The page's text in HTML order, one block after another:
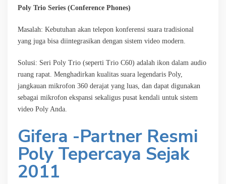
Poly Trio Series (Conference Phones)
Masalah: Kebutuhan akan telepon konferensi suara tradisional
yang juga bisa diintegrasikan dengan sistem video modern.
Solusi: Seri Poly Trio (seperti Trio C60) adalah ikon dalam audio
ruang rapat. Menghadirkan kualitas suara legendaris Poly,
jangkauan mikrofon 360 derajat yang luas, dan dapat digunakan
sebagai mikrofon ekspansi sekaligus pusat kendali untuk sistem
video Poly Anda.
Gifera -Partner Resmi
Poly Tepercaya Sejak
2011